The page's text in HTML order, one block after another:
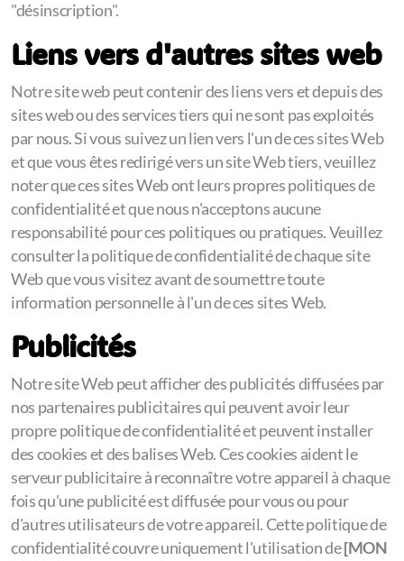
"désinscription".
Liens vers d'autres sites web
Notre site web peut contenir des liens vers et depuis des
sites web ou des services tiers qui ne sont pas exploités
par nous. Si vous suivez un lien vers l'un de ces sites Web
et que vous êtes redirigé vers un site Web tiers, veuillez
noter que ces sites Web ont leurs propres politiques de
confidentialité et que nous n'acceptons aucune
responsabilité pour ces politiques ou pratiques. Veuillez
consulter la politique de confidentialité de chaque site
Web que vous visitez avant de soumettre toute
information personnelle à l'un de ces sites Web.
Publicités
Notre site Web peut afficher des publicités diffusées par
nos partenaires publicitaires qui peuvent avoir leur
propre politique de confidentialité et peuvent installer
des cookies et des balises Web. Ces cookies aident le
serveur publicitaire à reconnaître votre appareil à chaque
fois qu'une publicité est diffusée pour vous ou pour
d'autres utilisateurs de votre appareil. Cette politique de
confidentialité couvre uniquement l'utilisation de[MON